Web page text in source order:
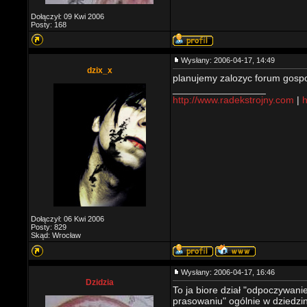
Dołączył: 09 Kwi 2006
Posty: 168
dzix_x
Dołączył: 06 Kwi 2006
Posty: 829
Skąd: Wrocław
Wysłany: 2006-04-17, 14:49
planujemy zalozyc forum
http://www.radekstrojny.com |
Dzidzia
Wysłany: 2006-04-17, 16:46
To ja biore dział
prasowaniu" ogólnie w